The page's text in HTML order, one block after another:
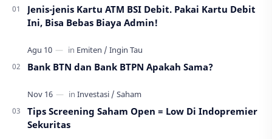
Jenis-jenis Kartu ATM BSI Debit. Pakai Kartu Debit
Ini, Bisa Bebas Biaya Admin!
Bank BTN dan Bank BTPN Apakah Sama?
Tips Screening Saham Open = Low Di Indopremier
Sekuritas